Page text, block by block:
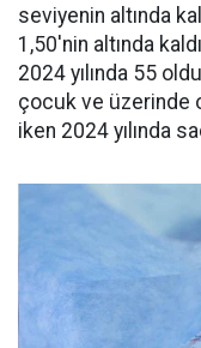
seviyenin altında
1,50'nin altında
2024 yılında 55
çocuk ve üzerinde
iken 2024 yılında